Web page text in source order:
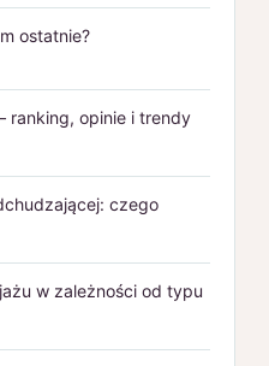
ostatnie?
ranking, opinie i trendy
czego
w zależności od typu